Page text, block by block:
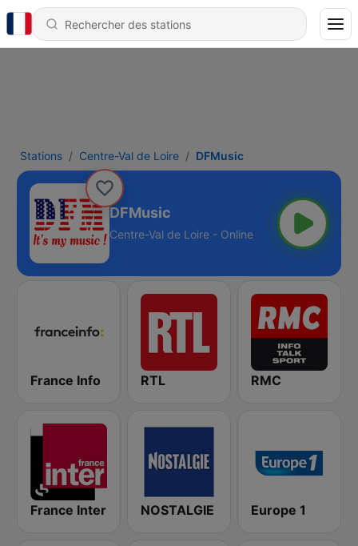
Stations Centre-Val de Loire DFMusic
DFMusic
Centre-Val de Loire - Online
France Info RTL RMC
France Inter NOSTALGIE Europe 1